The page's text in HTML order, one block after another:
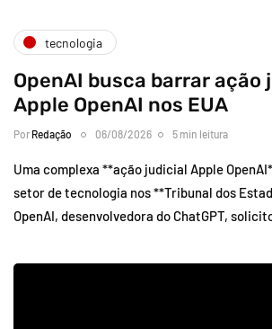
tecnologia
OpenAI busca barrar ação
Apple OpenAI nos EUA
Por Redação 06/08/2026 5 min leitura
Uma complexa **ação judicial Apple
setor de tecnologia nos **Tribunal dos
OpenAI, desenvolvedora do ChatGPT,